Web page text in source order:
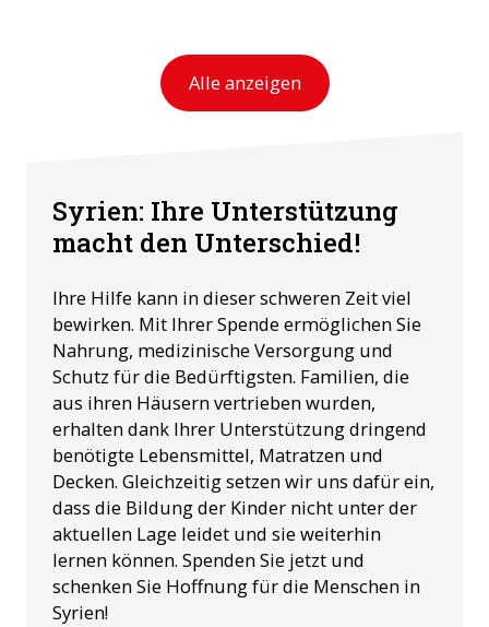
Alle anzeigen
Syrien: Ihre Unterstützung
macht den Unterschied!
Ihre Hilfe kann in dieser schweren Zeit viel
bewirken. Mit Ihrer Spende ermöglichen Sie
Nahrung, medizinische Versorgung und
Schutz für die Bedürftigsten. Familien, die
aus ihren Häusern vertrieben wurden,
erhalten dank Ihrer Unterstützung dringend
benötigte Lebensmittel, Matratzen und
Decken. Gleichzeitig setzen wir uns dafür ein,
dass die Bildung der Kinder nicht unter der
aktuellen Lage leidet und sie weiterhin
lernen können. Spenden Sie jetzt und
schenken Sie Hoffnung für die Menschen in
Syrien!